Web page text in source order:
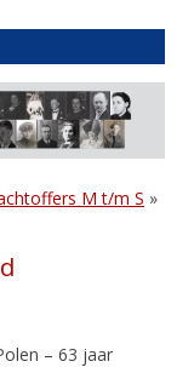
M t/m S »
– 63 jaar